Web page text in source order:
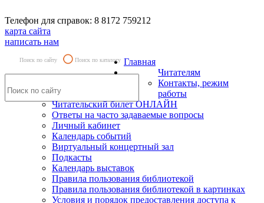
Телефон для справок: 8 8172 759212
карта сайта
написать нам
Поиск по сайту Поиск по каталогу Главная
Читателям
Контакты, режим
работы
Читательский билет ОНЛАЙН
Ответы на часто задаваемые вопросы
Личный кабинет
Календарь событий
Виртуальный концертный зал
Подкасты
Календарь выставок
Правила пользования библиотекой
Правила пользования библиотекой в картинках
Условия и порядок предоставления доступа к